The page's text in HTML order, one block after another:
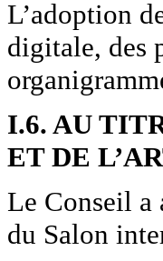
L’adoption
digitale, des
I.6. AU
ET DE
Le Conseil a
du Salon